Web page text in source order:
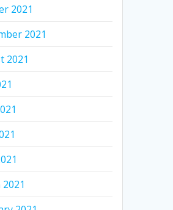
2021
2021
2021